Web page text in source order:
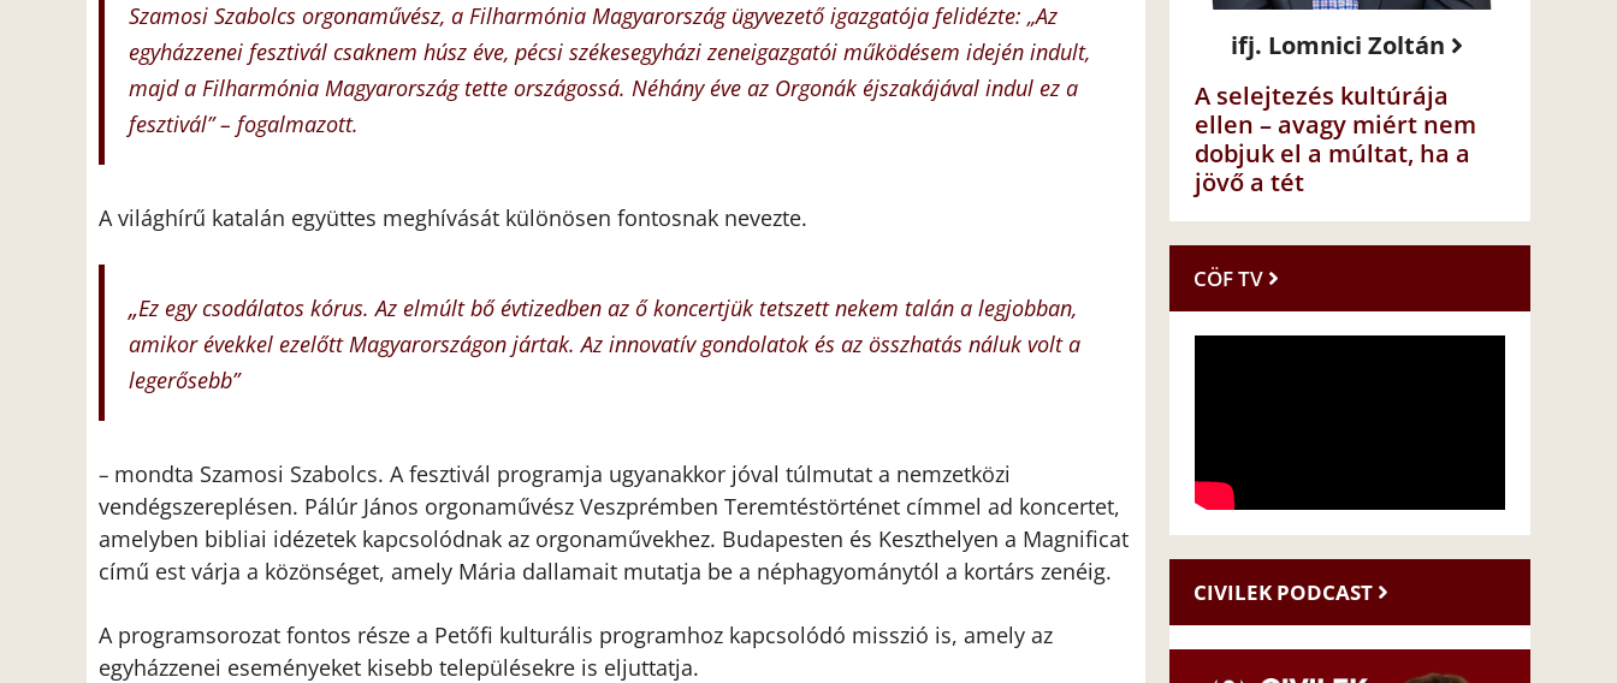
Szamosi Szabolcs orgonaművész, a Filharmónia Magyarország ügyvezető igazgatója felidézte: „Az
egyházzenei fesztivál csaknem húsz éve, pécsi székesegyházi zeneigazgatói működésem idején indult,
majd a Filharmónia Magyarország tette országossá. Néhány éve az Orgonák éjszakájával indul ez a
fesztivál” – fogalmazott.
A világhírű katalán együttes meghívását különösen fontosnak nevezte.
„Ez egy csodálatos kórus. Az elmúlt bő évtizedben az ő koncertjük tetszett nekem talán a legjobban,
amikor évekkel ezelőtt Magyarországon jártak. Az innovatív gondolatok és az összhatás náluk volt a
legerősebb”
– mondta Szamosi Szabolcs. A fesztivál programja ugyanakkor jóval túlmutat a nemzetközi
vendégszereplésen. Pálúr János orgonaművész Veszprémben Teremtéstörténet címmel ad koncertet,
amelyben bibliai idézetek kapcsolódnak az orgonaművekhez. Budapesten és Keszthelyen a Magnificat
című est várja a közönséget, amely Mária dallamait mutatja be a néphagyománytól a kortárs zenéig.
A programsorozat fontos része a Petőfi kulturális programhoz kapcsolódó misszió is, amely az
egyházzenei eseményeket kisebb településekre is eljuttatja.
ifj. Lomnici Zoltán
A selejtezés kultúrája
ellen – avagy miért nem
dobjuk el a múltat, ha a
jövő a tét
CÖF TV
CIVILEK PODCAST